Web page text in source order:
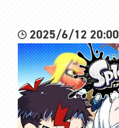
2025/6/12 20:00